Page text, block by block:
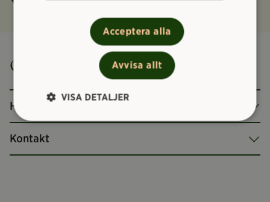
Om Kviberg – Museet
Historik
Kontakt
Acceptera alla
Avvisa allt
VISA DETALJER